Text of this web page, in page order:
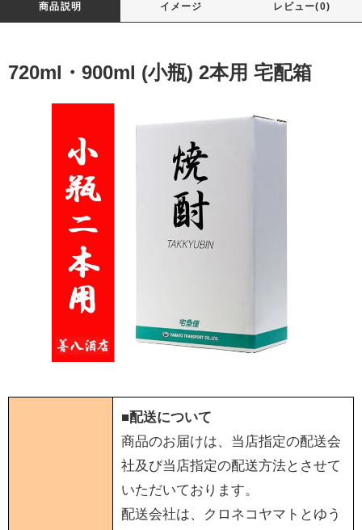
商品説明 イメージ レビュー(0)
720ml・900ml (小瓶) 2本用 宅配箱
■配送について
商品のお届けは、当店指定の配送会
社及び当店指定の配送方法とさせて
いただいております。
配送会社は、クロネコヤマトとゆう